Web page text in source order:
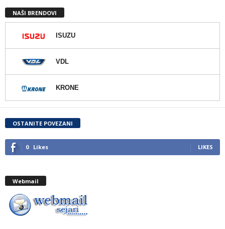
NAŠI BRENDOVI
ISUZU
VDL
KRONE
OSTANITE POVEZANI
0 Likes LIKES
Webmail